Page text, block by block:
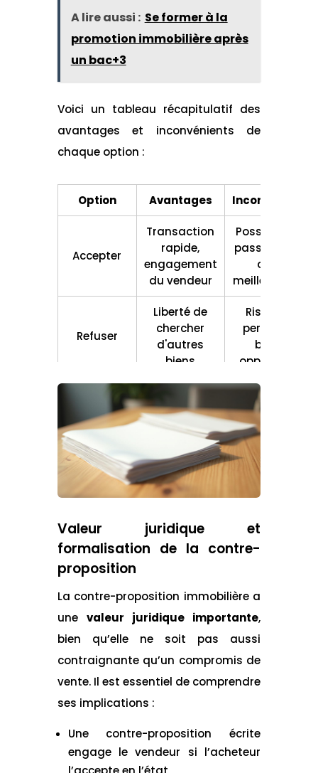
A lire aussi : Se former à la
promotion immobilière après
un bac+3
Voici un tableau récapitulatif des
avantages et inconvénients de
chaque option :
Option Avantages Inconvénients
Accepter
Transaction
rapide,
engagement
du vendeur
Possibilité de
passer à côté
d'une
meilleure offre
Refuser
Liberté de
chercher
d'autres
biens
Risque de
perdre une
bonne
opportunité
Nouvelle
contre-
proposition
Poursuite de
la
négociation,
chance
d'obtenir de
meilleures
conditions
Prolongation
du processus,
incertitude
Valeur juridique et
formalisation de la contre-
proposition
La contre-proposition immobilière a
une valeur juridique importante,
bien qu’elle ne soit pas aussi
contraignante qu’un compromis de
vente. Il est essentiel de comprendre
ses implications :
Une contre-proposition écrite
engage le vendeur si l’acheteur